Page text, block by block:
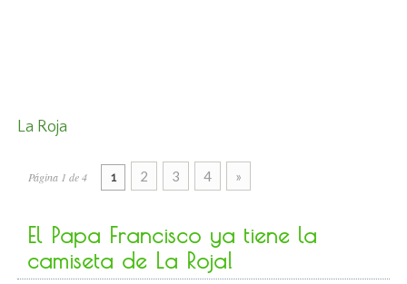
La Roja
Página 1 de 4 1 2 3 4 »
El Papa Francisco ya tiene la
camiseta de La Roja!